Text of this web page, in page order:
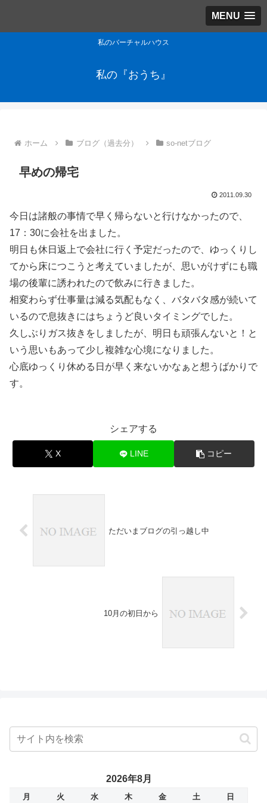
MENU
私のバーチャルハウス
私の『おうち』
ホーム ブログ（過去分） so-netブログ
早めの帰宅
2011.09.30
今日は諸般の事情で早く帰らないと行けなかったので、
17：30に会社を出ました。
明日も休日返上で会社に行く予定だったので、ゆっくりし
てから床につこうと考えていましたが、思いがけずにも職
場の後輩に誘われたので飲みに行きました。
相変わらず仕事量は減る気配もなく、バタバタ感が続いて
いるので息抜きにはちょうど良いタイミングでした。
久しぶりガス抜きをしましたが、明日も頑張んないと！と
いう思いもあって少し複雑な心境になりました。
心底ゆっくり休める日が早く来ないかなぁと想うばかりで
す。
シェアする
X LINE コピー
ただいまブログの引っ越し中
10月の初日から
2026年8月
月 火 水 木 金 土 日